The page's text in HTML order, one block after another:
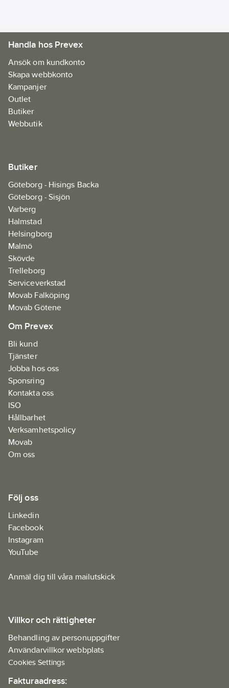
Handla hos Prevex
Ansök om kundkonto
Skapa webbkonto
Kampanjer
Outlet
Butiker
Webbutik
Butiker
Göteborg - Hisings Backa
Göteborg - Sisjön
Varberg
Halmstad
Helsingborg
Malmö
Skövde
Trelleborg
Serviceverkstad
Movab Falköping
Movab Götene
Om Prevex
Bli kund
Tjänster
Jobba hos oss
Sponsring
Kontakta oss
ISO
Hållbarhet
Verksamhetspolicy
Movab
Om oss
Följ oss
Linkedin
Facebook
Instagram
YouTube
Anmäl dig till våra mailutskick
Villkor och rättigheter
Behandling av personuppgifter
Användarvillkor webbplats
Cookies Settings
Fakturaadress: